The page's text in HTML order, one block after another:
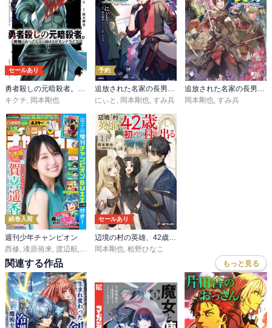
セールあり
勇者殺しの元暗殺者。～無職のおっさんから始まるセカンドライフ～【電子単行本】
キクチ, 岡本剛也
予約
追放された名家の長男 ～馬鹿にされたハズレスキルで最強へと昇り詰める～
にぃと , 岡本剛也, すみ兵
追放された名家の長男 ～馬鹿にされたハズレスキルで最強へと昇り詰める～
岡本剛也, すみ兵
続巻入荷
週刊少年チャンピオン
西修 漆原侑来 渡辺航 田中優吏 ,安部真弘,こうし
セールあり
岡本剛也 桧野ひなこ
関連する作品 もっと見る